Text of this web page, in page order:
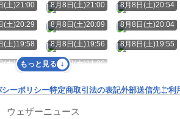
(土)21:00 8月8日(土)21:00 8月8日(土)20:54
(土)20:29 8月8日(土)20:09 8月8日(土)20:04
(土)19:58 8月8日(土)19:56 8月8日(土)19:55
(土)19:27 8月8日(土)11:00
もっと見る
シーポリシー特定商取引法の表記外部送信先ご利
ウェザーニュース